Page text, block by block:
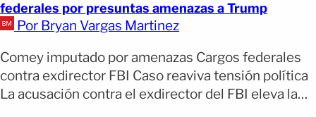
federales por presuntas amenazas a Trump
Por Bryan Vargas Martinez
Comey imputado por amenazas Cargos federales
contra exdirector FBI Caso reaviva tensión política
La acusación contra el exdirector del FBI eleva la